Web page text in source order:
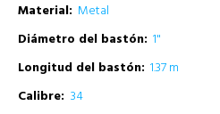
Material: Metal
Diámetro del bastón: 1"
Longitud del bastón: 1.37 m
Calibre: 34